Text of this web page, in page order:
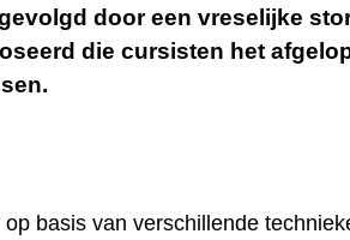
door een vreselijke
die cursisten het
basis van verschillende